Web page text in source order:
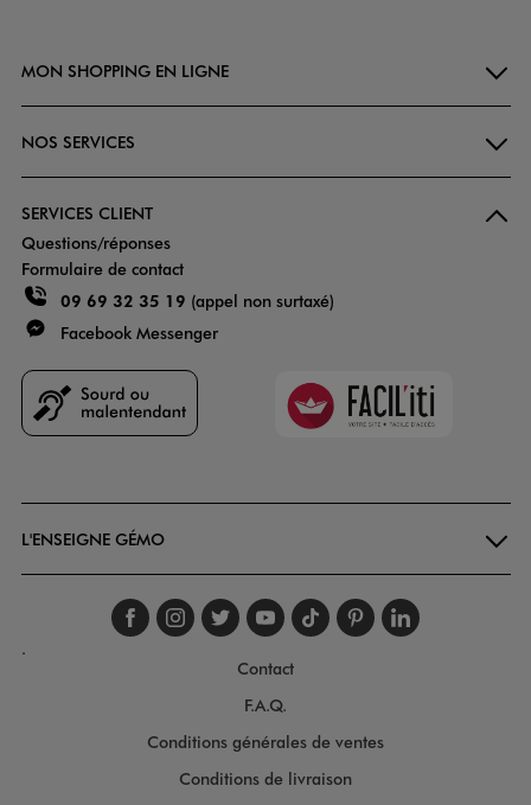
MON SHOPPING EN LIGNE
NOS SERVICES
SERVICES CLIENT
Questions/réponses
Formulaire de contact
09 69 32 35 19 (appel non surtaxé)
Facebook Messenger
Faciliti
L'ENSEIGNE GÉMO
Suivez-nous sur
Suivez-nous sur
Suivez-nous sur
Suivez-nous
Suivez-nous
Suivez-
.
Contact
F.A.Q.
Conditions générales de ventes
Conditions de livraison